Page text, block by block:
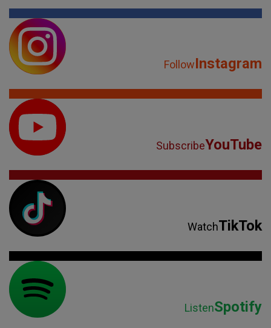
FollowInstagram
SubscribeYouTube
WatchTikTok
ListenSpotify